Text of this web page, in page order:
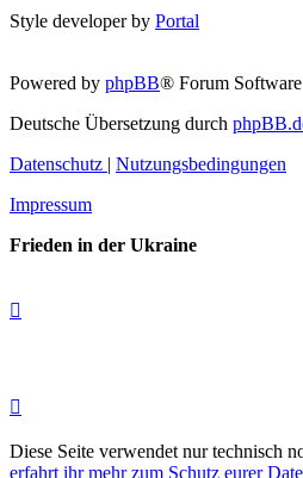
Style developer by Portal
Powered by phpBB® Forum
Deutsche Übersetzung durch
Datenschutz | Nutzungsbedingungen
Impressum
Frieden in der Ukraine
Diese Seite verwendet nur technisch
erfahrt ihr mehr zum Schutz eurer